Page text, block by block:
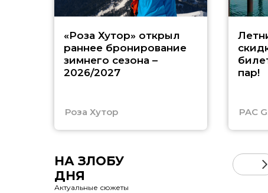
«Роза Хутор» открыл
раннее бронирование
зимнего сезона –
2026/2027
Роза Хутор
пар!
PAC
НА ЗЛОБУ
ДНЯ
Актуальные сюжеты